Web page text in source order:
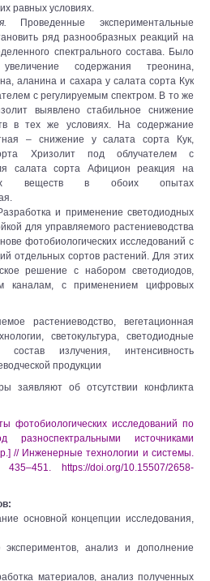
равных условиях.
Проведенные экспериментальные
ряд разнообразных реакций на
спектрального состава. Было
содержания треонина,
аланина и сахара у салата сорта Кук
с регулируемым спектром. В то же
выявлено стабильное снижение
в тех же условиях. На содержание
– снижение у салата сорта Кук,
Хризолит под облучателем с
салата сорта Афицион реакция на
веществ в обоих опытах
и применение светодиодных
для управляемого растениеводства
фотобиологических исследований с
отдельных сортов растений. Для этих
решение с набором светодиодов,
каналам, с применением цифровых
растениеводство, вегетационная
светокультура, светодиодные
состав излучения, интенсивность
продукции
заявляют об отсутствии конфликта
фотобиологических исследований по
источниками
// Инженерные технологии и системы.
https://doi.org/10.15507/2658-
основной концепции исследования,
анализ и дополнение
материалов, анализ полученных